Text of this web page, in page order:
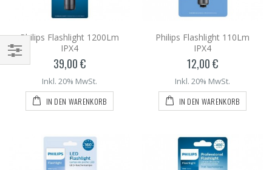
Philips Flashlight 1200Lm
IPX4
39,00 €
Inkl. 20% MwSt.
IN DEN WARENKORB
Philips Flashlight 110Lm
IPX4
12,00 €
Inkl. 20% MwSt.
IN DEN WARENKORB